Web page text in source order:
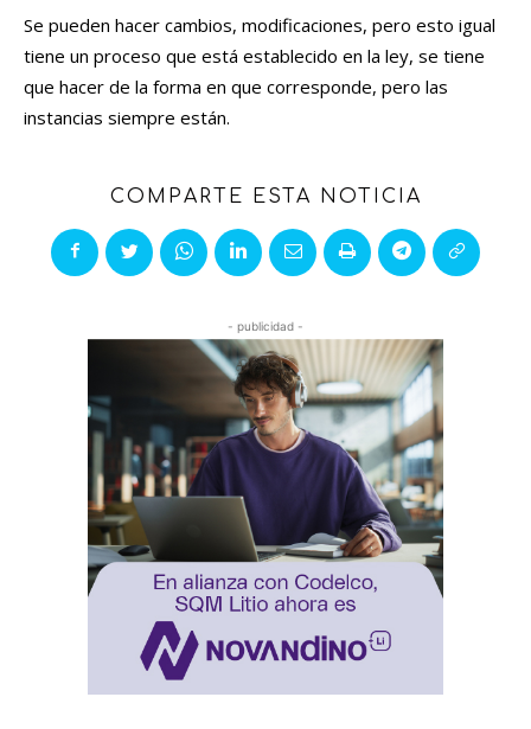
Se pueden hacer cambios, modificaciones, pero esto igual
tiene un proceso que está establecido en la ley, se tiene
que hacer de la forma en que corresponde, pero las
instancias siempre están.
COMPARTE ESTA NOTICIA
- publicidad -